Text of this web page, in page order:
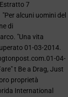
7
alcuni uomini del
di
"Una vita
01-03-2014.
04-
t Be a Drag, Just
proprietà
International